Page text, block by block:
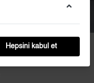
Hepsini kabul et